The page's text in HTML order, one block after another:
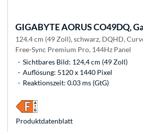
GIGABYTEAORUS CO49DQ,
124.4 cm (49 Zoll), schwarz, DQHD,
Free-Sync Premium Pro, 144Hz Panel
Sichtbares Bild: 124,4 cm (49 Zoll)
Auflösung: 5120 x 1440 Pixel
Reaktionszeit: 0.03 ms (GtG)
Produkt­datenblatt